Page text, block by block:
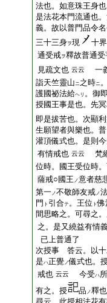
法也。如意珠王身
是法花本門流通也
義。故以普門品令
三十三身ヲ現
十界
通受戒ヲ釋故普通受
見疏文也 云云
一
詣天竺靈山ニ之時ニ
護國祕法給ヘリ 。御
授國王事是也。先
即是拔苦也。次顯
生願望者與樂也。
灌頂儀式也。是則
有情戒也 云云
梵
位時。國王受位時
薩戒○國王 ノ意者慈
第一ノ不敬師友戒ノ
門 ト 引合テ。王位 ト佛
間思略之。可尋之
之。是又繞益有情
已上普通了
次授事 答云。以十
是ハ正覺ノ儀式也。
戒也 云云 今受ハ
有之。授
品 ノ釋也